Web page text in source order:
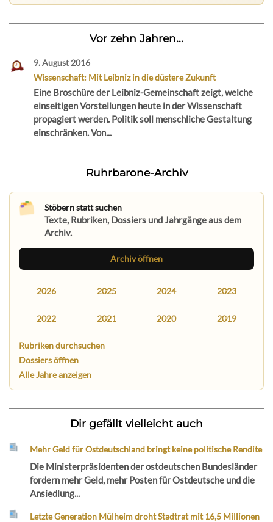
Vor zehn Jahren...
9. August 2016
Wissenschaft: Mit Leibniz in die düstere Zukunft
Eine Broschüre der Leibniz-Gemeinschaft zeigt, welche
einseitigen Vorstellungen heute in der Wissenschaft
propagiert werden. Politik soll menschliche Gestaltung
einschränken. Von...
Ruhrbarone-Archiv
Stöbern statt suchen
Texte, Rubriken, Dossiers und Jahrgänge aus dem
Archiv.
Archiv öffnen
2026 2025 2024 2023
2022 2021 2020 2019
Rubriken durchsuchen
Dossiers öffnen
Alle Jahre anzeigen
Dir gefällt vielleicht auch
Mehr Geld für Ostdeutschland bringt keine politische Rendite
Die Ministerpräsidenten der ostdeutschen Bundesländer
fordern mehr Geld, mehr Posten für Ostdeutsche und die
Ansiedlung...
Letzte Generation Mülheim droht Stadtrat mit 16,5 Millionen